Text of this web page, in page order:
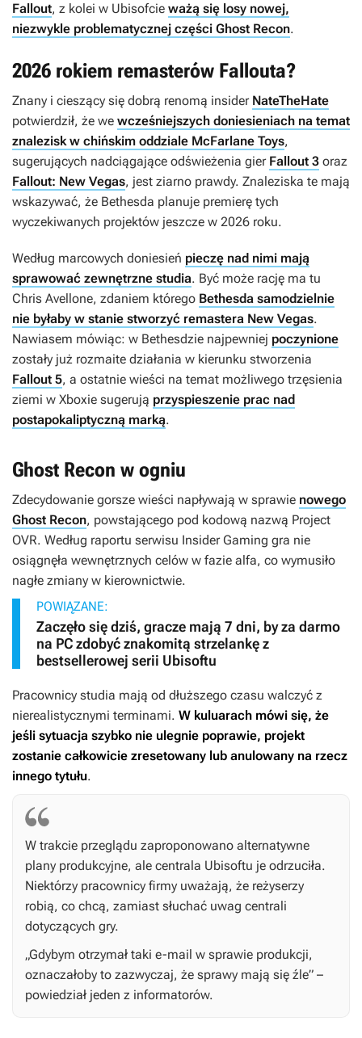
Fallout, z kolei w Ubisofcie ważą się losy nowej,
niezwykle problematycznej części Ghost Recon.
2026 rokiem remasterów Fallouta?
Znany i cieszący się dobrą renomą insider NateTheHate
potwierdził, że we wcześniejszych doniesieniach na temat
znalezisk w chińskim oddziale McFarlane Toys,
sugerujących nadciągające odświeżenia gier Fallout 3 oraz
Fallout: New Vegas, jest ziarno prawdy. Znaleziska te mają
wskazywać, że Bethesda planuje premierę tych
wyczekiwanych projektów jeszcze w 2026 roku.
Według marcowych doniesień pieczę nad nimi mają
sprawować zewnętrzne studia. Być może rację ma tu
Chris Avellone, zdaniem którego Bethesda samodzielnie
nie byłaby w stanie stworzyć remastera New Vegas.
Nawiasem mówiąc: w Bethesdzie najpewniej poczynione
zostały już rozmaite działania w kierunku stworzenia
Fallout 5, a ostatnie wieści na temat możliwego trzęsienia
ziemi w Xboxie sugerują przyspieszenie prac nad
postapokaliptyczną marką.
Ghost Recon w ogniu
Zdecydowanie gorsze wieści napływają w sprawie nowego
Ghost Recon, powstającego pod kodową nazwą Project
OVR. Według raportu serwisu Insider Gaming gra nie
osiągnęła wewnętrznych celów w fazie alfa, co wymusiło
nagłe zmiany w kierownictwie.
POWIĄZANE:
Zaczęło się dziś, gracze mają 7 dni, by za darmo
na PC zdobyć znakomitą strzelankę z
bestsellerowej serii Ubisoftu
Pracownicy studia mają od dłuższego czasu walczyć z
nierealistycznymi terminami. W kuluarach mówi się, że
jeśli sytuacja szybko nie ulegnie poprawie, projekt
zostanie całkowicie zresetowany lub anulowany na rzecz
innego tytułu.
W trakcie przeglądu zaproponowano alternatywne
plany produkcyjne, ale centrala Ubisoftu je odrzuciła.
Niektórzy pracownicy firmy uważają, że reżyserzy
robią, co chcą, zamiast słuchać uwag centrali
dotyczących gry.
„Gdybym otrzymał taki e-mail w sprawie produkcji,
oznaczałoby to zazwyczaj, że sprawy mają się źle” –
powiedział jeden z informatorów.